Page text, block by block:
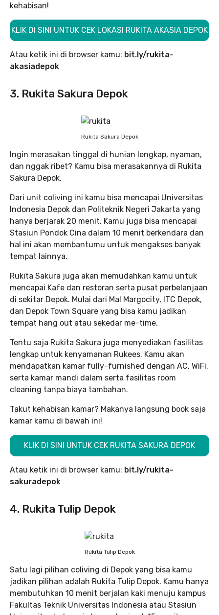
kehabisan!
KLIK DI SINI UNTUK CEK LOKASI RUKITA AKASIA DEPOK
Atau ketik ini di browser kamu: bit.ly/rukita-
akasiadepok
3. Rukita Sakura Depok
Rukita Sakura Depok
Ingin merasakan tinggal di hunian lengkap, nyaman,
dan nggak ribet? Kamu bisa merasakannya di Rukita
Sakura Depok.
Dari unit coliving ini kamu bisa mencapai Universitas
Indonesia Depok dan Politeknik Negeri Jakarta yang
hanya berjarak 20 menit. Kamu juga bisa mencapai
Stasiun Pondok Cina dalam 10 menit berkendara dan
hal ini akan membantumu untuk mengakses banyak
tempat lainnya.
Rukita Sakura juga akan memudahkan kamu untuk
mencapai Kafe dan restoran serta pusat perbelanjaan
di sekitar Depok. Mulai dari Mal Margocity, ITC Depok,
dan Depok Town Square yang bisa kamu jadikan
tempat hang out atau sekedar me-time.
Tentu saja Rukita Sakura juga menyediakan fasilitas
lengkap untuk kenyamanan Rukees. Kamu akan
mendapatkan kamar fully-furnished dengan AC, WiFi,
serta kamar mandi dalam serta fasilitas room
cleaning tanpa biaya tambahan.
Takut kehabisan kamar? Makanya langsung book saja
kamar kamu di bawah ini!
KLIK DI SINI UNTUK CEK RUKITA SAKURA DEPOK
Atau ketik ini di browser kamu: bit.ly/rukita-
sakuradepok
4. Rukita Tulip Depok
Rukita Tulip Depok
Satu lagi pilihan coliving di Depok yang bisa kamu
jadikan pilihan adalah Rukita Tulip Depok. Kamu hanya
membutuhkan 10 menit berjalan kaki menuju kampus
Fakultas Teknik Universitas Indonesia atau Stasiun